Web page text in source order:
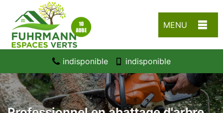
MENU
indisponible indisponible